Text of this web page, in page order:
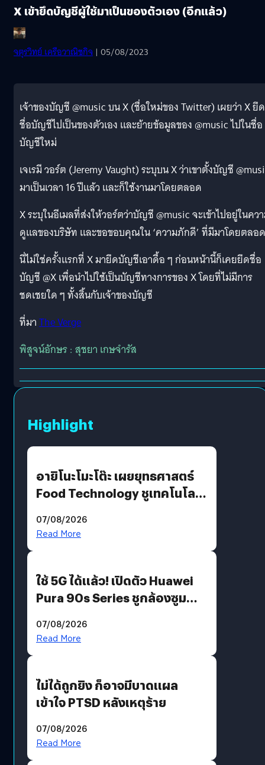
X เข้ายึดบัญชีผู้ใช้มาเป็นของตัวเอง (อีกแล้ว)
จตุรวิทย์ เครือวาณิชกิจ | 05/08/2023
เจ้าของบัญชี @music บน X (ชื่อใหม่ของ Twitter) เผยว่า X ยึด
ชื่อบัญชีไปเป็นของตัวเอง และย้ายข้อมูลของ @music ไปในชื่อ
บัญชีใหม่
เจเรมี วอร์ต (Jeremy Vaught) ระบุบน X ว่าเขาตั้งบัญชี
มาเป็นเวลา 16 ปีแล้ว และก็ใช้งานมาโดยตลอด
X ระบุในอีเมลที่ส่งให้วอร์ตว่าบัญชี @music จะเข้าไปอยู่ในคว
ดูแลของบริษัท และขอขอบคุณใน ‘ความภักดี’ ที่มีมาโดยตลอด
นี่ไม่ใช่ครั้งแรกที่ X มายึดบัญชีเอาดื้อ ๆ ก่อนหน้านี้ก็เคยยึดชื่อ
บัญชี @X เพื่อนำไปใช้เป็นบัญชีทางการของ X โดยที่ไม่มีการ
ชดเชยใด ๆ ทั้งสิ้นกับเจ้าของบัญชี
ที่มาThe Verge
พิสูจน์อักษร : สุชยา เกษจำรัส
Highlight
อายิโนะโมะโต๊ะ เผยยุทธศาสตร์
Food Technology ชูเทคโนโลยี
บริโภคและ B2B
07/08/2026
Read More
ใช้ 5G ได้แล้ว! เปิดตัว Huawei
Pura 90s Series ชูกล้องซูม
07/08/2026
Read More
ไม่ได้ถูกยิง ก็อาจมีบาดแผล
เข้าใจ PTSD หลังเหตุร้าย
07/08/2026
Read More